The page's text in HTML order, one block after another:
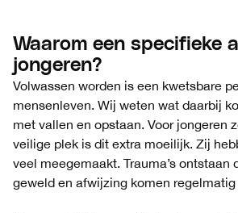
Waarom een specifieke
jongeren?
Volwassen worden is een kwetsbare
mensenleven. Wij weten wat daarbij
met vallen en opstaan. Voor jongeren
veilige plek is dit extra moeilijk. Zij
veel meegemaakt. Trauma’s ontstaan
geweld en afwijzing komen regelmatig